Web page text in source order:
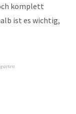
komplett
ist es wichtig,